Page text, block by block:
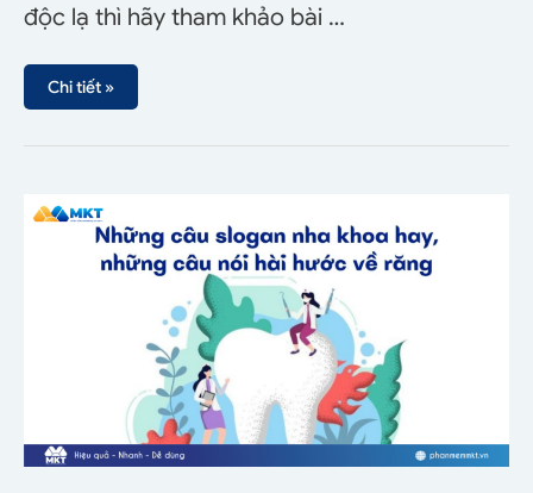
độc lạ thì hãy tham khảo bài …
Chi tiết »